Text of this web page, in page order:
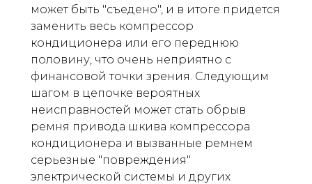
может быть "съедено", и в итоге придется
заменить весь компрессор
кондиционера или его переднюю
половину, что очень неприятно с
финансовой точки зрения. Следующим
шагом в цепочке вероятных
неисправностей может стать обрыв
ремня привода шкива компрессора
кондиционера и вызванные ремнем
серьезные "повреждения"
электрической системы и других